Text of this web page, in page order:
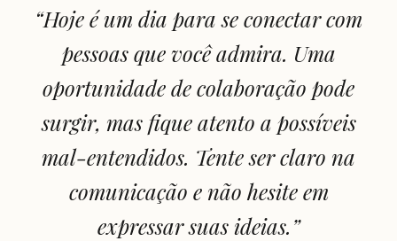
“Hoje é um dia para se conectar com
pessoas que você admira. Uma
oportunidade de colaboração pode
surgir, mas fique atento a possíveis
mal-entendidos. Tente ser claro na
comunicação e não hesite em
expressar suas ideias.”